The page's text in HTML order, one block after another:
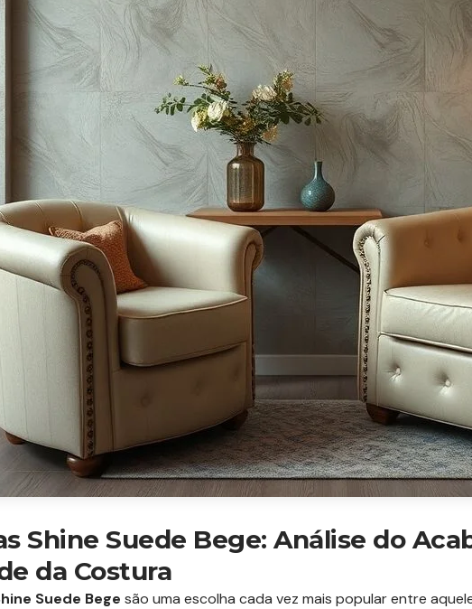
Shine Suede Bege: Análise do
da Costura
Suede Bege são uma escolha cada vez mais popular entre